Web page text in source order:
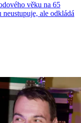
věku na 65
ale odkládá